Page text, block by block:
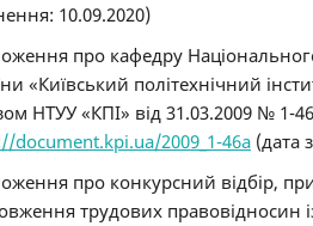
10.09.2020)
про кафедру
«Київський політехнічний
НТУУ «КПІ» від 31.03.2009 № 1-
document.kpi.ua/2009_1-46a (дата
про конкурсний відбір,
трудових правовідносин